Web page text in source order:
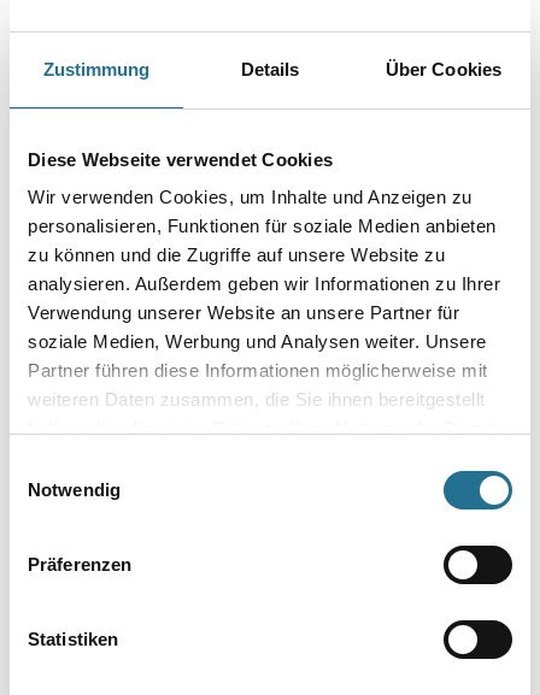
Zustimmung Details Über Cookies
Diese Webseite verwendet Cookies
Wir verwenden Cookies, um Inhalte und Anzeigen zu
personalisieren, Funktionen für soziale Medien anbieten
zu können und die Zugriffe auf unsere Website zu
analysieren. Außerdem geben wir Informationen zu Ihrer
Verwendung unserer Website an unsere Partner für
soziale Medien, Werbung und Analysen weiter. Unsere
Partner führen diese Informationen möglicherweise mit
weiteren Daten zusammen, die Sie ihnen bereitgestellt
Notwendig
Präferenzen
Statistiken
Produkteigenschaft
- Das einzigartige staubfreie Schleiferlebnis
- Extreme Lebensdauer aufgrund der Netzschleifstruktur (bis zu
10 Mal länger als Standardprodukte)
- Empfohlen für zahlreiche Holzarten, Farben und Lacke
- Beschleunigt die Oberflächenbearbeitung
- Gut geeignet für zahlreiche harte Oberflächenarten
- Geeignet für alle Schleifmaschinen – unabhängig von der
Lochkonfiguration
SPEZIFIKATIONEN